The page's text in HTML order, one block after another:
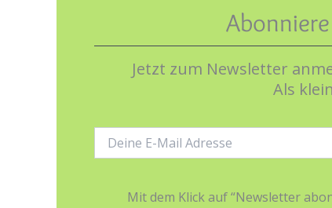
Jetzt zum Newsletter
Als
Mail-
Mit dem Klick auf “Newsletter